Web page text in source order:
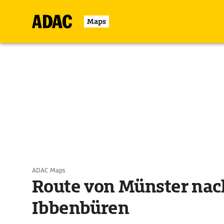
Maps
ADAC Maps
Route von Münster
Ibbenbüren